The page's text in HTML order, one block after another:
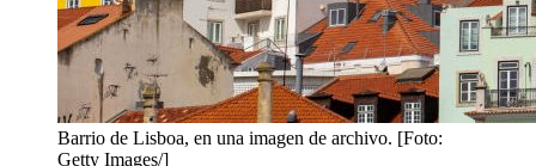
Barrio de Lisboa, en una imagen de archivo. [Foto:
Getty Images/]